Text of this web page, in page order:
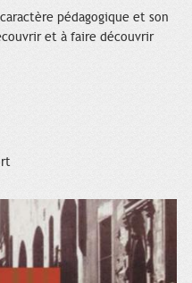
pédagogique et son
et à faire découvrir